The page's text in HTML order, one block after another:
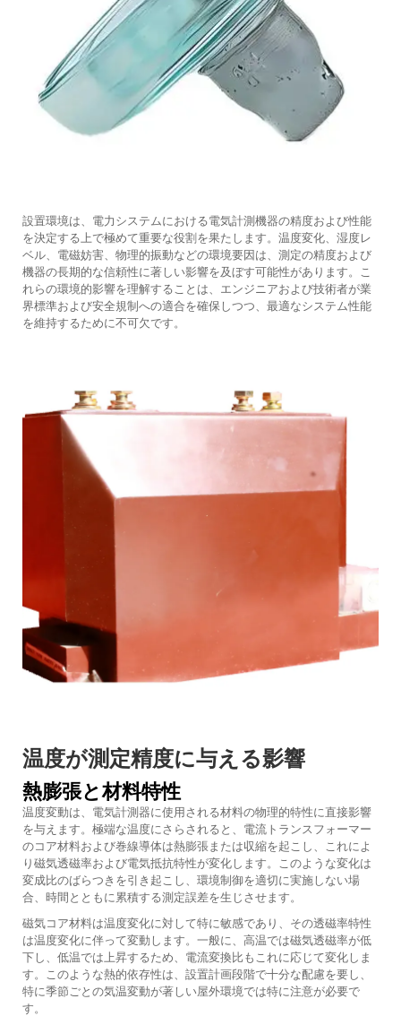
設置環境は、電力システムにおける電気計測機器の精度および性能
を決定する上で極めて重要な役割を果たします。温度変化、湿度レ
ベル、電磁妨害、物理的振動などの環境要因は、測定の精度および
機器の長期的な信頼性に著しい影響を及ぼす可能性があります。こ
れらの環境的影響を理解することは、エンジニアおよび技術者が業
界標準および安全規制への適合を確保しつつ、最適なシステム性能
を維持するために不可欠です。
温度が測定精度に与える影響
熱膨張と材料特性
温度変動は、電気計測器に使用される材料の物理的特性に直接影響
を与えます。極端な温度にさらされると、電流トランスフォーマー
のコア材料および巻線導体は熱膨張または収縮を起こし、これによ
り磁気透磁率および電気抵抗特性が変化します。このような変化は
変成比のばらつきを引き起こし、環境制御を適切に実施しない場
合、時間とともに累積する測定誤差を生じさせます。
磁気コア材料は温度変化に対して特に敏感であり、その透磁率特性
は温度変化に伴って変動します。一般に、高温では磁気透磁率が低
下し、低温では上昇するため、電流変換比もこれに応じて変化しま
す。このような熱的依存性は、設置計画段階で十分な配慮を要し、
特に季節ごとの気温変動が著しい屋外環境では特に注意が必要で
す。